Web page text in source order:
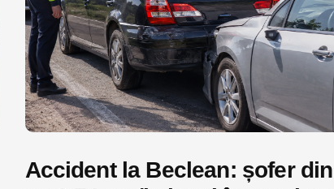
Accident la Beclean: șofer